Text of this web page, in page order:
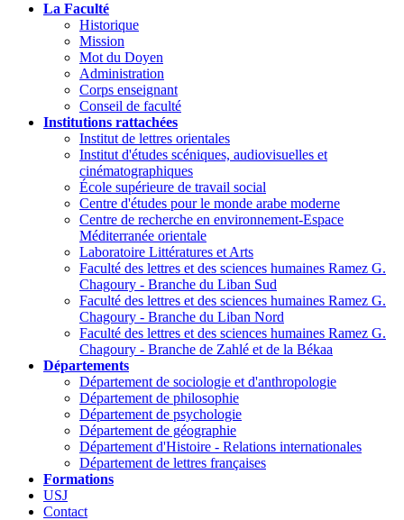
La Faculté
Historique
Mission
Mot du Doyen
Administration
Corps enseignant
Conseil de faculté
Institutions rattachées
Institut de lettres orientales
Institut d'études scéniques, audiovisuelles et
cinématographiques
École supérieure de travail social
Centre d'études pour le monde arabe moderne
Centre de recherche en environnement-Espace
Méditerranée orientale
Laboratoire Littératures et Arts
Faculté des lettres et des sciences humaines Ramez G.
Chagoury - Branche du Liban Sud
Faculté des lettres et des sciences humaines Ramez G.
Chagoury - Branche du Liban Nord
Faculté des lettres et des sciences humaines Ramez G.
Chagoury - Branche de Zahlé et de la Békaa
Départements
Département de sociologie et d'anthropologie
Département de philosophie
Département de psychologie
Département de géographie
Département d'Histoire - Relations internationales
Département de lettres françaises
Formations
USJ
Contact